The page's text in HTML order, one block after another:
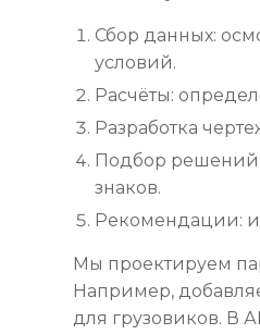
Сбор данных:
условий.
Расчёты:
Разработка
Подбор
знаков.
Рекомендации:
Мы проектируем
Например,
для грузовиков. В